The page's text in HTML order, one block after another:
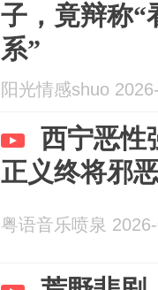
子，竟辩称“
系”
阳光情感shuo
西宁恶性
正义终将邪
粤语音乐喷泉